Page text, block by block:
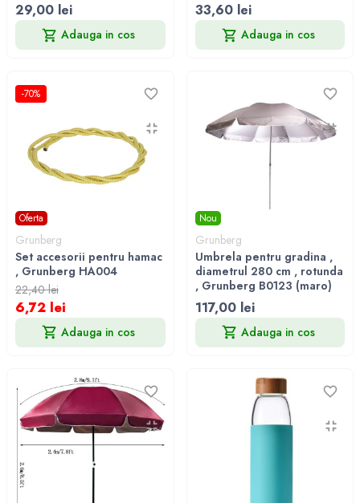
29,00 lei
Adauga in cos
33,60 lei
Adauga in cos
-70%
Oferta
Grunberg
Set accesorii pentru hamac
, Grunberg HA004
22,40 lei
6,72 lei
Adauga in cos
Nou
Grunberg
Umbrela pentru gradina ,
diametrul 280 cm , rotunda
, Grunberg B0123 (maro)
117,00 lei
Adauga in cos